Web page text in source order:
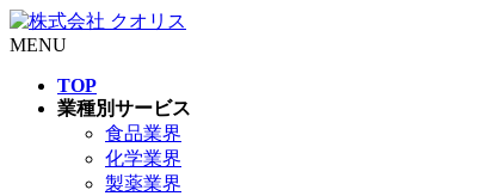
MENU
TOP
業種別サービス
食品業界
化学業界
製薬業界